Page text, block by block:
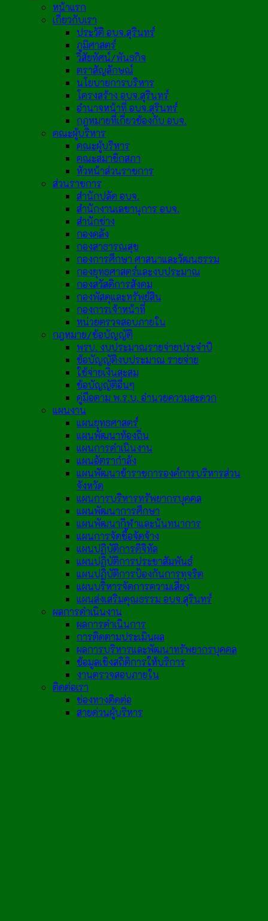
หน้าแรก
เกี่ยวกับเรา
ประวัติ อบจ.สุรินทร์
ภูมิศาสตร์
วิสัยทัศน์/พันธกิจ
ตราสัญลักษณ์
นโยบายการบริหาร
โครงสร้าง อบจ.สุรินทร์
อำนาจหน้าที่ อบจ.สุรินทร์
กฎหมายที่เกี่ยวข้องกับ อบจ.
คณะผู้บริหาร
คณะผู้บริหาร
คณะสมาชิกสภา
หัวหน้าส่วนราชการ
ส่วนราชการ
สำนักปลัด อบจ.
สำนักงานเลขานุการ อบจ.
สำนักช่าง
กองคลัง
กองสาธารณสุข
กองการศึกษา ศาสนาและวัฒนธรรม
กองยุทธศาสตร์และงบประมาณ
กองสวัสดิการสังคม
กองพัสดุและทรัพย์สิน
กองการเจ้าหน้าที่
หน่วยตรวจสอบภายใน
กฎหมาย/ข้อบัญญัติ
พรบ. งบประมาณรายจ่ายประจำปี
ข้อบัญญัติงบประมาณ รายจ่าย
ใช้จ่ายเงินสะสม
ข้อบัญญัติอื่นๆ
คู่มือตาม พ.ร.บ. อำนวยความสะดวก
แผนงาน
แผนยุทธศาสตร์
แผนพัฒนาท้องถิ่น
แผนการดำเนินงาน
แผนอัตรากำลัง
แผนพัฒนาข้าราชการองค์การบริหารส่วน
จังหวัด
แผนการบริหารทรัพยากรบุคคล
แผนพัฒนาการศึกษา
แผนพัฒนากีฬาและนันทนาการ
แผนการจัดซื้อจัดจ้าง
แผนปฏิบัติการดิจิทัล
แผนปฏิบัติการประชาสัมพันธ์
แผนปฏิบัติการป้องกันการทุจริต
แผนบริหารจัดการความเสี่ยง
แผนส่งเสริมคุณธรรม อบจ.สุรินทร์
ผลการดำเนินงาน
ผลการดำเนินการ
การติดตามประเมินผล
ผลการบริหารและพัฒนาทรัพยากรบุคคล
ข้อมูลเชิงสถิติการให้บริการ
งานตรวจสอบภายใน
ติดต่อเรา
ช่องทางติดต่อ
สายด่วนผู้บริหาร